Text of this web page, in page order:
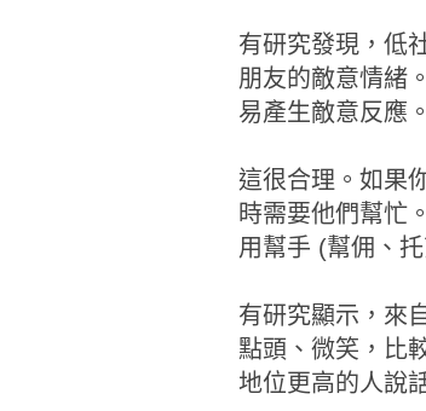
有研究發現，低
朋友的敵意情緒
易產生敵意反應。
這很合理。如果
時需要他們幫忙
用幫手 (幫佣、
有研究顯示，來
點頭、微笑，比
地位更高的人說